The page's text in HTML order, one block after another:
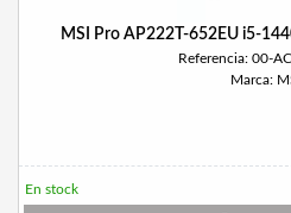
MSI Pro AP222T-652EU i5-
Referencia: 00-
Marca:
En stock